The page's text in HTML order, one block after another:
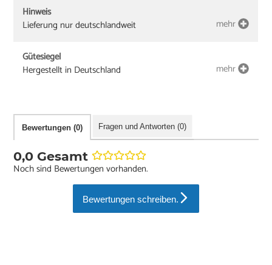
Hinweis
Lieferung nur deutschlandweit
mehr
Gütesiegel
Hergestellt in Deutschland
mehr
Bewertungen (0) Fragen und Antworten (0)
0,0 Gesamt
Noch sind Bewertungen vorhanden.
Bewertungen schreiben.